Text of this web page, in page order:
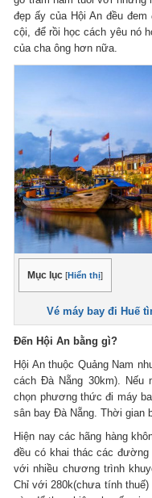
đẹp ấy của Hội An đều
cội, để rồi học cách yêu nó
của cha ông hơn nữa.
Mục lục [Hiển thị]
Vé máy bay đi Huế
Đến Hội An bằng gì?
Hội An thuộc Quảng Nam
cách Đà Nẵng 30km). Nếu
chọn phương thức đi máy
sân bay Đà Nẵng. Thời gian
Hiện nay các hãng hàng
đều có khai thác các
với nhiều chương trình
Chỉ với 280k(chưa tính